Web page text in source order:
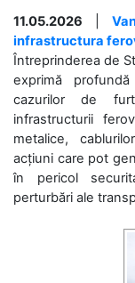
11.05.2026
infrastructura
Întreprinderea de
exprimă
cazurilor de
infrastructurii
metalice,
acțiuni care pot
în pericol
perturbări ale